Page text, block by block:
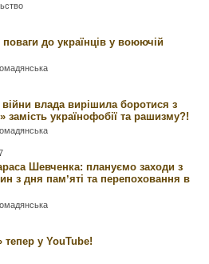
до українців у воюючій
влада вирішила боротися з
замість українофобії та рашизму?!
Шевченка: плануємо заходи з
з дня памʼяті та перепоховання в
тепер у YouTube!